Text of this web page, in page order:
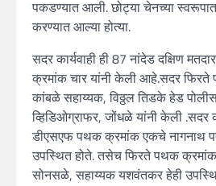
पकडण्यात आली. छोट्या चेनच्या स्वरूपात
करण्यात आल्या होत्या.
सदर कार्यवाही ही 87 नांदेड दक्षिण
क्रमांक चार यांनी केली आहे.सदर
कांबळे सहाय्यक, विठ्ठल तिडके हेड
व्हिडिओग्राफर, जोंधळे यांनी केली .सदर
डीएसएफ पथक क्रमांक एकचे नागनाथ
उपस्थित होते. तसेच फिरते पथक
सोनसळे, सहाय्यक यशवंतकर हेही